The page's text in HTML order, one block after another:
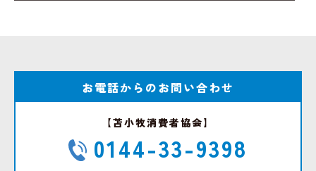
お電話からのお問い合わせ
【苫小牧消費者協会】
0144-33-9398